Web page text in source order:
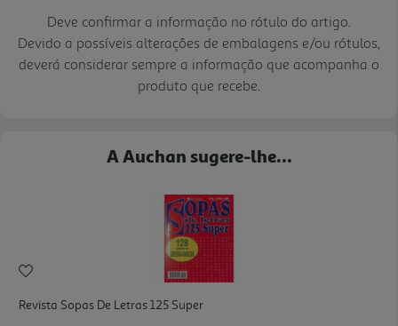
Deve confirmar a informação no rótulo do artigo.
Devido a possíveis alterações de embalagens e/ou rótulos,
deverá considerar sempre a informação que acompanha o
produto que recebe.
A Auchan sugere-lhe...
Revista Sopas De Letras 125 Super